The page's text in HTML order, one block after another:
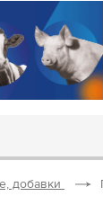
добавки